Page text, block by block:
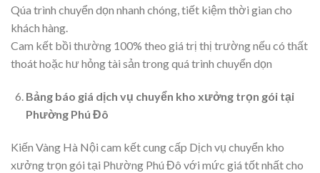
Qúa trình chuyển dọn nhanh chóng, tiết kiệm thời gian cho
khách hàng.
Cam kết bồi thường 100% theo giá trị thị trường nếu có thất
thoát hoặc hư hỏng tài sản trong quá trình chuyển dọn
Bảng báo giá dịch vụ chuyển kho xưởng trọn gói tại
Phường Phú Đô
Kiến Vàng Hà Nội cam kết cung cấp Dịch vụ chuyển kho
xưởng trọn gói tại Phường Phú Đô với mức giá tốt nhất cho